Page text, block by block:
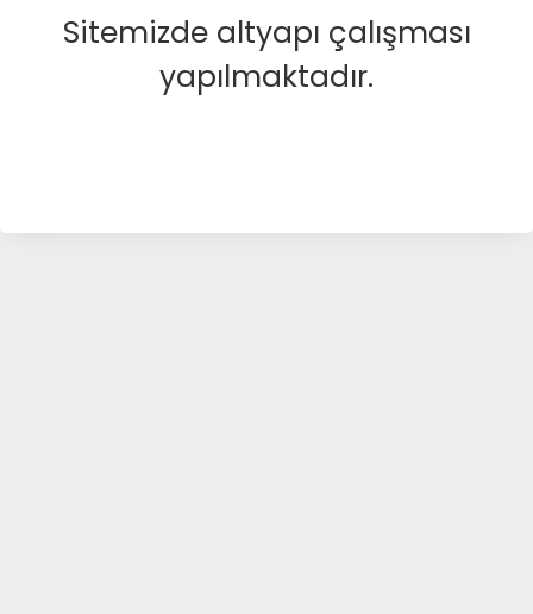
Sitemizde altyapı çalışması
yapılmaktadır.